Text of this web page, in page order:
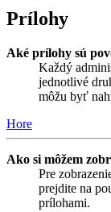
Prílohy
Aké prílohy sú
Každý
jednotlivé
môžu byť
Hore
Ako si môžem
Pre
prejdite na
prílohami.